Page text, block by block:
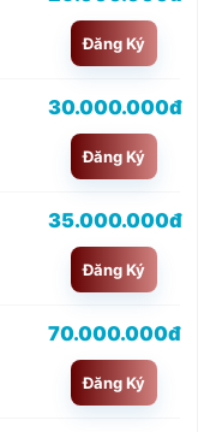
Đăng Ký
30.000.000đ
Đăng Ký
35.000.000đ
Đăng Ký
70.000.000đ
Đăng Ký